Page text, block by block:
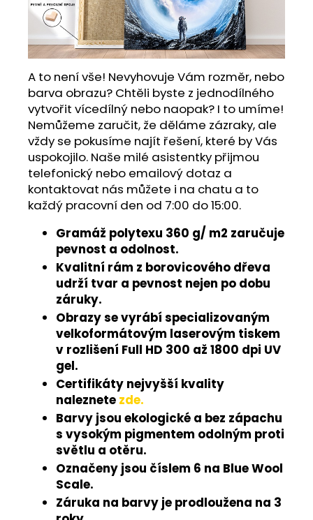
A to není vše! Nevyhovuje Vám rozměr, nebo
barva obrazu? Chtěli byste z jednodílného
vytvořit vícedílný nebo naopak? I to umíme!
Nemůžeme zaručit, že děláme zázraky, ale
vždy se pokusíme najít řešení, které by Vás
uspokojilo. Naše milé asistentky přijmou
telefonický nebo emailový dotaz a
kontaktovat nás můžete i na chatu a to
každý pracovní den od 7:00 do 15:00.
Gramáž polytexu 360 g/ m2 zaručuje
pevnost a odolnost.
Kvalitní rám z borovicového dřeva
udrží tvar a pevnost nejen po dobu
záruky.
Obrazy se vyrábí specializovaným
velkoformátovým laserovým tiskem
v rozlišení Full HD 300 až 1800 dpi UV
gel.
Certifikáty nejvyšší kvality
naleznete zde.
Barvy jsou ekologické a bez zápachu
s vysokým pigmentem odolným proti
světlu a otěru.
Označeny jsou číslem 6 na Blue Wool
Scale.
Záruka na barvy je prodloužena na 3